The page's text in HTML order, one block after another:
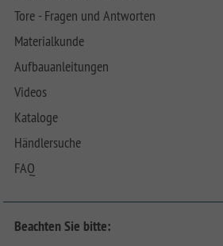
Tore - Fragen und Antworten
Materialkunde
Aufbauanleitungen
Videos
Kataloge
Händlersuche
FAQ
Beachten Sie bitte: